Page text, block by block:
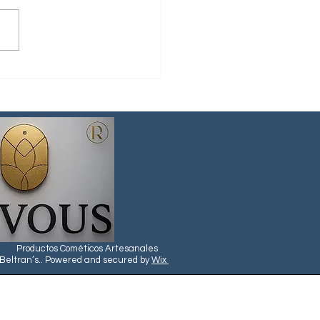
Productos Cométicos Artesanales
Powered and secured byWix